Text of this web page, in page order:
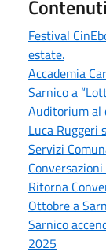
Festival
estate.
Accademia
Sarnico a
Auditorium al
Luca Ruggeri
Servizi
Ritorna
Ottobre a
Sarnico
2025